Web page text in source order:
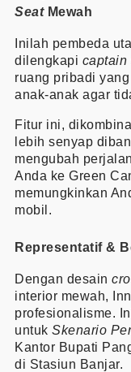
SeatMewah
Inilah pembeda
dilengkapi captain
ruang pribadi
anak-anak agar
Fitur ini,
lebih senyap
mengubah
Anda ke Green
memungkinkan
mobil.
Representatif &
Dengan desain
interior mewah,
profesionalisme.
untuk Skenario
Kantor Bupati
di Stasiun Banjar.